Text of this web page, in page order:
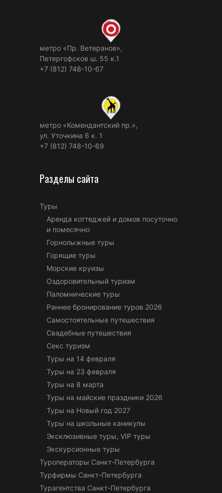
метро «Пр. Ветеранов»,
Петергофское ш. 55 к.1
+7 (812) 748-10-67
метро «Комендантский пр.»,
ул. Уточкина 6 к. 1
+7 (812) 748-10-69
Разделы сайта
Туры
Аренда коттеджей и домов посуточно
и помесячно
Горнолыжные туры
Горящие туры
Морские круизы
Оздоровительный туризм
Паломнические туры
Раннее бронирование туров 2026
Самостоятельные путешествия
Свадебные путешествия
Секс туризм
Туры на 14 февраля
Туры на 23 февраля
Туры на 8 марта
Туры на майские праздники 2026
Туры на Новый год 2027
Туры на школьные каникулы
Эксклюзивные туры, VIP туры
Экскурсионные туры
Туроператоры Санкт-Петербурга
Турфирмы Санкт-Петербурга
Турагентства Санкт-Петербурга